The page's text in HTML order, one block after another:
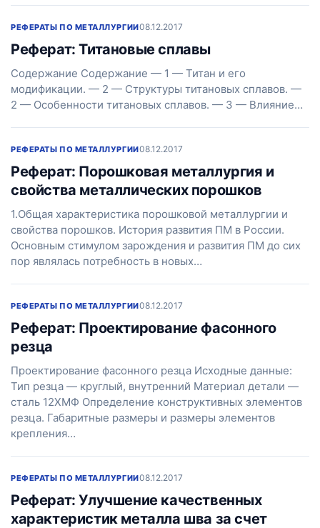
РЕФЕРАТЫ ПО МЕТАЛЛУРГИИ08.12.2017
Реферат: Титановые сплавы
Содержание Содержание — 1 — Титан и его
модификации. — 2 — Структуры титановых сплавов. —
2 — Особенности титановых сплавов. — 3 — Влияние…
РЕФЕРАТЫ ПО МЕТАЛЛУРГИИ08.12.2017
Реферат: Порошковая металлургия и
свойства металлических порошков
1.Общая характеристика порошковой металлургии и
свойства порошков. История развития ПМ в России.
Основным стимулом зарождения и развития ПМ до сих
пор являлась потребность в новых…
РЕФЕРАТЫ ПО МЕТАЛЛУРГИИ08.12.2017
Реферат: Проектирование фасонного
резца
Проектирование фасонного резца Исходные данные:
Тип резца — круглый, внутренний Материал детали —
сталь 12ХМФ Определение конструктивных элементов
резца. Габаритные размеры и размеры элементов
крепления…
РЕФЕРАТЫ ПО МЕТАЛЛУРГИИ08.12.2017
Реферат: Улучшение качественных
характеристик металла шва за счет